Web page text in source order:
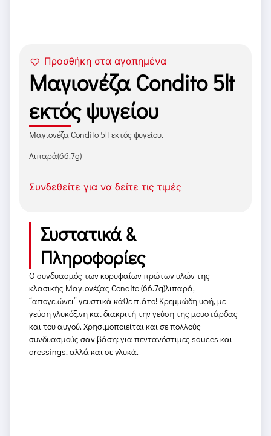
Προσθήκη στα αγαπημένα
Μαγιονέζα Condito 5lt
εκτός ψυγείου
Μαγιονέζα Condito 5lt εκτός ψυγείου.
Λιπαρά(66.7g)
Συνδεθείτε για να δείτε τις τιμές
Συστατικά &
Πληροφορίες
Ο συνδυασμός των κορυφαίων πρώτων υλών της
κλασικής Μαγιονέζας Condito (66.7g)λιπαρά,
“απογειώνει” γευστικά κάθε πιάτο! Kρεμμώδη υφή, με
γεύση γλυκόξινη και διακριτή την γεύση της μουστάρδας
και του αυγού. Χρησιμοποιείται και σε πολλούς
συνδυασμούς σαν βάση: για πεντανόστιμες sauces και
dressings, αλλά και σε γλυκά.